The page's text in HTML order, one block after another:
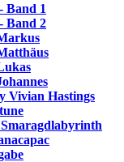
Band 1
Band 2
Vivian Hastings